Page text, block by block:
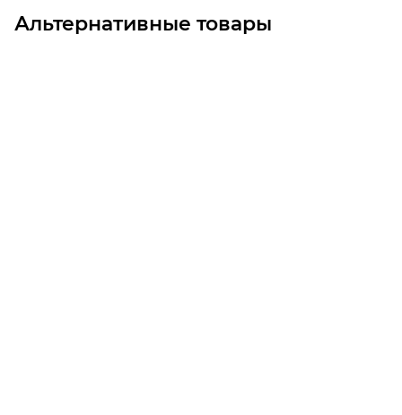
Альтернативные товары